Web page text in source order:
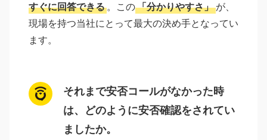
すぐに回答できる 。この「分かりやすさ」が、
現場を持つ当社にとって最大の決め手となってい
ます。
それまで安否コールがなかった時
は、どのように安否確認をされてい
ましたか。